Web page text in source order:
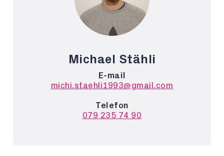
Michael Stähli
E-mail
michi.staehli1993@gmail.com
Telefon
079 235 74 90